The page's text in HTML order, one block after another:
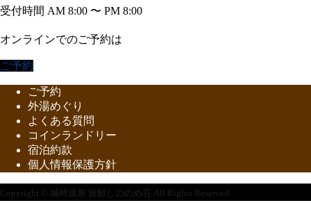
受付時間 AM 8:00 〜 PM 8:00
オンラインでのご予約は
ご予約
ご予約
外湯めぐり
よくある質問
コインランドリー
宿泊約款
個人情報保護方針
Copyright © 城崎温泉 旅館しののめ荘 All Rights Reserved.